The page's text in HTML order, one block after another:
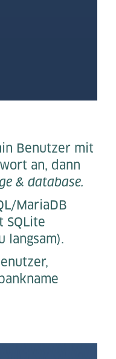
Benutzer mit
an, dann
& database.
MariaDB
SQLite
langsam).